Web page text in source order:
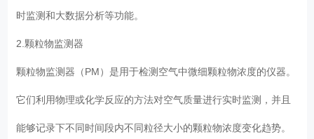
时监测和大数据分析等功能。
2.颗粒物监测器
颗粒物监测器（PM）是用于检测空气中微细颗粒物浓度的仪器。
它们利用物理或化学反应的方法对空气质量进行实时监测，并且
能够记录下不同时间段内不同粒径大小的颗粒物浓度变化趋势。